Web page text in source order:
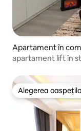
Apartament în
apartament lift în
Alegerea
Alegerea